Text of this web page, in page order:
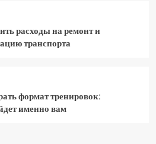
расходы на ремонт и
транспорта
формат тренировок:
именно вам